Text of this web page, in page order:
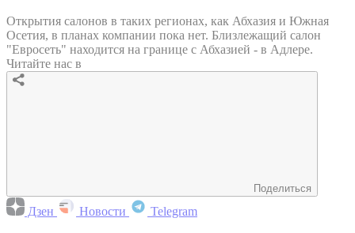
Открытия салонов в таких регионах, как Абхазия и Южная
Осетия, в планах компании пока нет. Близлежащий салон
"Евросеть" находится на границе с Абхазией - в Адлере.
Читайте нас в
Поделиться
Дзен Новости Telegram